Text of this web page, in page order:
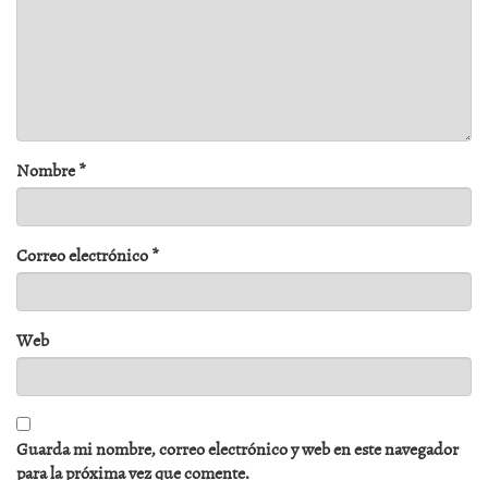
Nombre*
Correo electrónico*
Web
Guarda mi nombre, correo electrónico y web en este navegador
para la próxima vez que comente.